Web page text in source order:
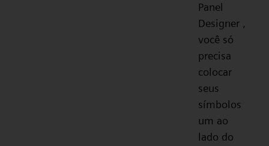
Panel
Designer ,
você só
precisa
colocar
seus
símbolos
um ao
lado do